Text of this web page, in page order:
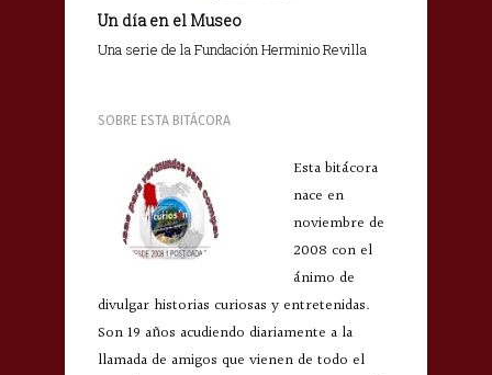
Un día en el Museo
Una serie de la Fundación Herminio Revilla
SOBRE ESTA BITÁCORA
Esta bitácora
nace en
noviembre de
2008 con el
ánimo de
divulgar historias curiosas y entretenidas.
Son 19 años acudiendo diariamente a la
llamada de amigos que vienen de todo el